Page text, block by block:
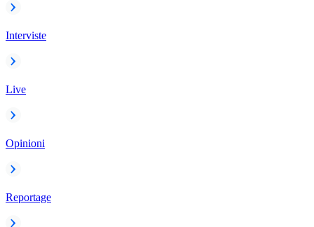
Interviste
Live
Opinioni
Reportage